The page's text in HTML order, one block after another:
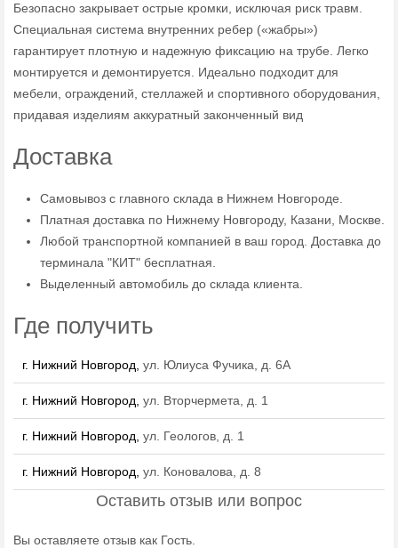
Безопасно закрывает острые кромки, исключая риск травм.
Специальная система внутренних ребер («жабры»)
гарантирует плотную и надежную фиксацию на трубе. Легко
монтируется и демонтируется. Идеально подходит для
мебели, ограждений, стеллажей и спортивного оборудования,
придавая изделиям аккуратный законченный вид
Доставка
Самовывоз с главного склада в Нижнем Новгороде.
Платная доставка по Нижнему Новгороду, Казани, Москве.
Любой транспортной компанией в ваш город. Доставка до
терминала "КИТ" бесплатная.
Выделенный автомобиль до склада клиента.
Где получить
г. Нижний Новгород, ул. Юлиуса Фучика, д. 6А
г. Нижний Новгород, ул. Вторчермета, д. 1
г. Нижний Новгород, ул. Геологов, д. 1
г. Нижний Новгород, ул. Коновалова, д. 8
Оставить отзыв или вопрос
Вы оставляете отзыв как Гость.